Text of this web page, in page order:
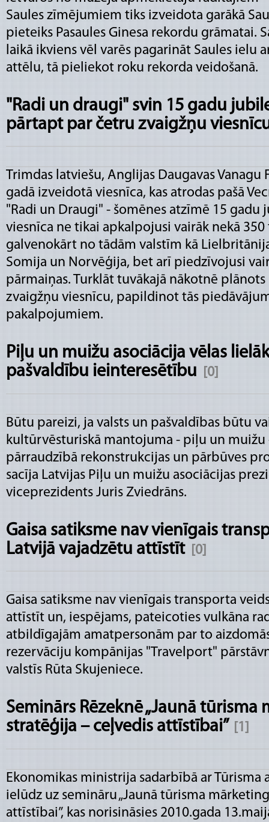
Saules zīmējumiem tiks izveidota garākā
pieteiks Pasaules Ginesa rekordu grāmatai.
laikā ikviens vēl varēs pagarināt Saules ielu
attēlu, tā pieliekot roku rekorda veidošanā.
"Radi un draugi" svin 15 gadu
pārtapt par četru zvaigžņu
Trimdas latviešu, Anglijas Daugavas Vanagu
gadā izveidotā viesnīca, kas atrodas pašā
"Radi un Draugi" - šomēnes atzīmē 15 gadu
viesnīca ne tikai apkalpojusi vairāk nekā
galvenokārt no tādām valstīm kā
Somija un Norvēģija, bet arī piedzīvojusi
pārmaiņas. Turklāt tuvākajā nākotnē
zvaigžņu viesnīcu, papildinot tās
pakalpojumiem.
Piļu un muižu asociācija vēlas
pašvaldību ieinteresētību
[0]
Būtu pareizi, ja valsts un pašvaldības būtu
kultūrvēsturiskā mantojuma - piļu un muižu
pārraudzībā rekonstrukcijas un pārbūves
sacīja Latvijas Piļu un muižu asociācijas
viceprezidents Juris Zviedrāns.
Gaisa satiksme nav vienīgais
Latvijā vajadzētu attīstīt
[0]
Gaisa satiksme nav vienīgais transporta
attīstīt un, iespējams, pateicoties vulkāna
atbildīgajām amatpersonām par to
rezervāciju kompānijas "Travelport"
valstīs Rūta Skujeniece.
Seminārs Rēzeknē „Jaunā tūrisma
stratēģija – ceļvedis attīstībai”
[1]
Ekonomikas ministrija sadarbībā ar Tūrisma
ielūdz uz semināru „Jaunā tūrisma
attīstībai”, kas norisināsies 2010.gada